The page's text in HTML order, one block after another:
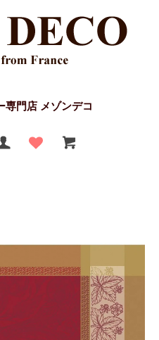
専門店 メゾンデコ